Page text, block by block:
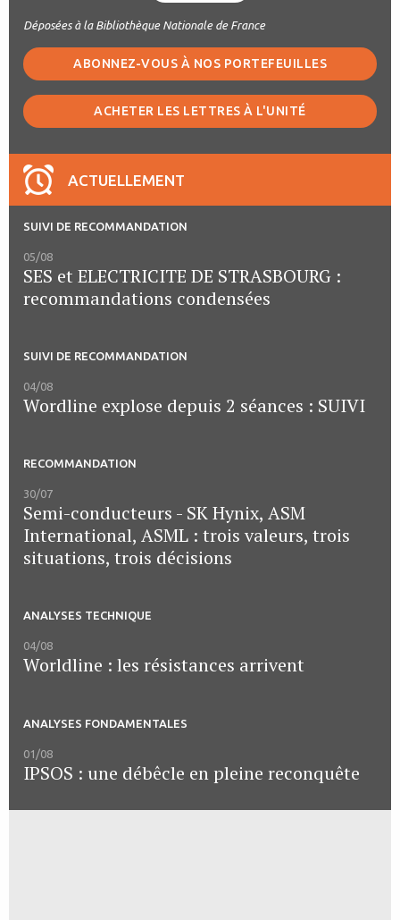
Déposées à la Bibliothèque Nationale de France
ABONNEZ-VOUS À NOS PORTEFEUILLES
ACHETER LES LETTRES À L'UNITÉ
ACTUELLEMENT
SUIVI DE RECOMMANDATION
05/08
SES et ELECTRICITE DE STRASBOURG :
recommandations condensées
SUIVI DE RECOMMANDATION
04/08
Wordline explose depuis 2 séances : SUIVI
RECOMMANDATION
30/07
Semi-conducteurs - SK Hynix, ASM
International, ASML : trois valeurs, trois
situations, trois décisions
ANALYSES TECHNIQUE
04/08
Worldline : les résistances arrivent
ANALYSES FONDAMENTALES
01/08
IPSOS : une débêcle en pleine reconquête